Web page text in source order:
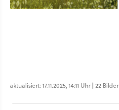
aktualisiert: 17.11.2025, 14:11 Uhr | 22 Bilder